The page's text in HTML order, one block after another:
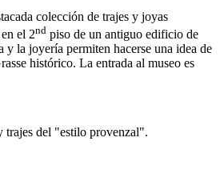
colección de trajes y joyas
el 2nd piso de un antiguo edificio de
y la joyería permiten hacerse una idea de
histórico. La entrada al museo es
trajes del "estilo provenzal".